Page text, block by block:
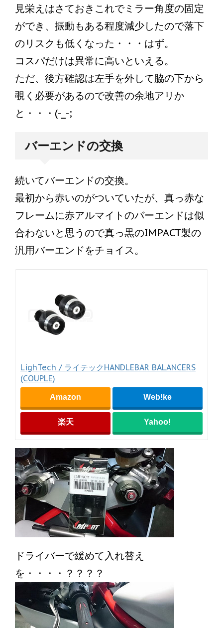
見栄えはさておきこれでミラー角度の固定
ができ、振動もある程度減少したので落下
のリスクも低くなった・・・はず。
コスパだけは異常に高いといえる。
ただ、後方確認は左手を外して脇の下から
覗く必要があるので改善の余地アリか
と・・・(-_-;
バーエンドの交換
続いてバーエンドの交換。
最初から赤いのがついていたが、真っ赤な
フレームに赤アルマイトのバーエンドは似
合わないと思うので真っ黒のIMPACT製の
汎用バーエンドをチョイス。
LighTech / ライテックHANDLEBAR BALANCERS
(COUPLE)
Amazon Web!ke
楽天 Yahoo!
ドライバーで緩めて入れ替え
を・・・・？？？？